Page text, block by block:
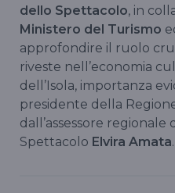
dello Spettacolo, in
Ministero del Turismo
approfondire il ruolo
riveste nell’economia
dell’Isola, importanza
presidente della
dall’assessore
Spettacolo Elvira Amata.